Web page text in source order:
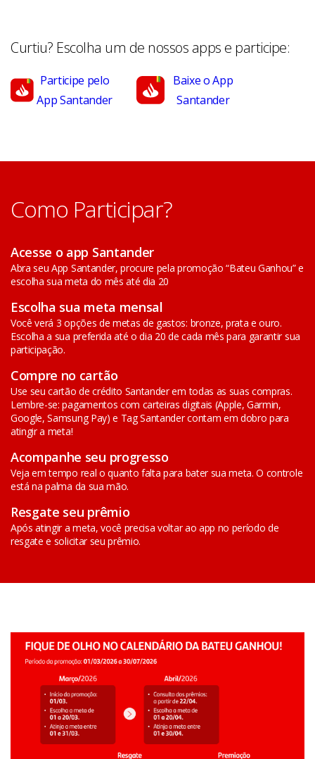
Curtiu? Escolha um de nossos apps e participe:
Participe pelo
App Santander
Baixe o App
Santander
Como Participar?
Acesse o app Santander
Abra seu App Santander, procure pela promoção “Bateu Ganhou” e
escolha sua meta do mês até dia 20
Escolha sua meta mensal
Você verá 3 opções de metas de gastos: bronze, prata e ouro.
Escolha a sua preferida até o dia 20 de cada mês para garantir sua
participação.
Compre no cartão
Use seu cartão de crédito Santander em todas as suas compras.
Lembre-se: pagamentos com carteiras digitais (Apple, Garmin,
Google, Samsung Pay) e Tag Santander contam em dobro para
atingir a meta!
Acompanhe seu progresso
Veja em tempo real o quanto falta para bater sua meta. O controle
está na palma da sua mão.
Resgate seu prêmio
Após atingir a meta, você precisa voltar ao app no período de
resgate e solicitar seu prêmio.